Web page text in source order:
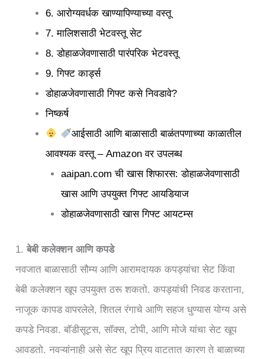
6. आरोग्यवर्धक खाण्यापिण्याच्या वस्तू
7. मालिशसाठी भेटवस्तू सेट
8. डोहाळजेवणासाठी पारंपरिक भेटवस्तू
9. गिफ्ट कार्ड्स
डोहाळजेवणासाठी गिफ्ट कसे निवडावे?
निष्कर्ष
आईसाठी आणि बाळासाठी बाळंतपणाच्या काळातील
आवश्यक वस्तू – Amazon वर उपलब्ध
aaipan.com ची खास शिफारस: डोहाळजेवणासाठी
खास आणि उपयुक्त गिफ्ट आयडियाज
डोहाळजेवणासाठी खास गिफ्ट आयटम्स
1.बेबी कलेक्शन आणि कपडे
नवजात बाळासाठी सौम्य आणि आरामदायक कपड्यांचा सेट किंवा
बेबी कलेक्शन खूप उपयुक्त ठरू शकतो. कपड्यांची निवड करताना,
नाजूक कापड वापरलेले, शितल रंगाचे आणि सहज धुण्यास योग्य असे
कपडे निवडा. बॉडीसूट्स, सॉक्स, टोपी, आणि मोजे यांचा सेट खूप
आवडतो. नवऱ्यांनाही असे सेट खूप प्रिय वाटतात कारण ते बाळाच्या